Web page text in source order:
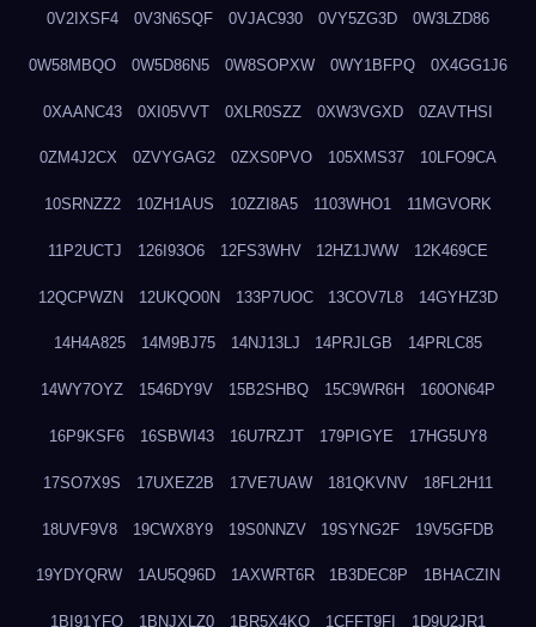
0V2IXSF4 0V3N6SQF 0VJAC930 0VY5ZG3D 0W3LZD86
0W58MBQO 0W5D86N5 0W8SOPXW 0WY1BFPQ 0X4GG1J6
0XAANC43 0XI05VVT 0XLR0SZZ 0XW3VGXD 0ZAVTHSI
0ZM4J2CX 0ZVYGAG2 0ZXS0PVO 105XMS37 10LFO9CA
10SRNZZ2 10ZH1AUS 10ZZI8A5 1103WHO1 11MGVORK
11P2UCTJ 126I93O6 12FS3WHV 12HZ1JWW 12K469CE
12QCPWZN 12UKQO0N 133P7UOC 13COV7L8 14GYHZ3D
14H4A825 14M9BJ75 14NJ13LJ 14PRJLGB 14PRLC85
14WY7OYZ 1546DY9V 15B2SHBQ 15C9WR6H 160ON64P
16P9KSF6 16SBWI43 16U7RZJT 179PIGYE 17HG5UY8
17SO7X9S 17UXEZ2B 17VE7UAW 181QKVNV 18FL2H11
18UVF9V8 19CWX8Y9 19S0NNZV 19SYNG2F 19V5GFDB
19YDYQRW 1AU5Q96D 1AXWRT6R 1B3DEC8P 1BHACZIN
1BI91YFQ 1BNJXLZ0 1BR5X4KO 1CFFT9FI 1D9U2JR1